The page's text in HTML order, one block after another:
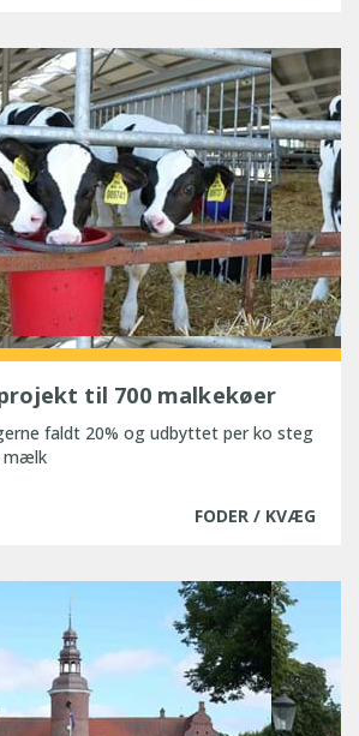
til 700 malkekøer
faldt 20% og udbyttet per ko steg
mælk
FODER / KVÆG